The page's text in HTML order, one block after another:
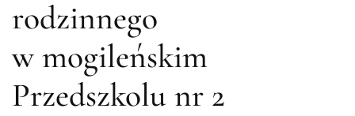
rodzinnego
w mogileńskim
Przedszkolu nr 2